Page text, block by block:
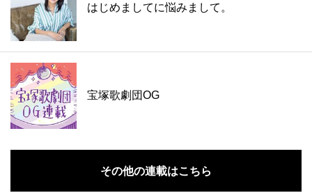
はじめましてに悩みまして。
宝塚歌劇団OG
その他の連載はこちら